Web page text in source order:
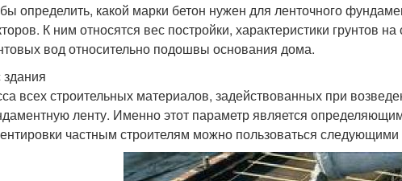
определить, какой марки бетон нужен для ленточного
К ним относятся вес постройки, характеристики грунтов
вод относительно подошвы основания дома.
всех строительных материалов, задействованных при
ленту. Именно этот параметр является
частным строителям можно пользоваться